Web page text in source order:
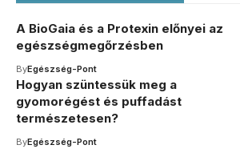
A BioGaia és a Protexin előnyei az
egészségmegőrzésben
ByEgészség-Pont
Hogyan szüntessük meg a
gyomorégést és puffadást
természetesen?
ByEgészség-Pont